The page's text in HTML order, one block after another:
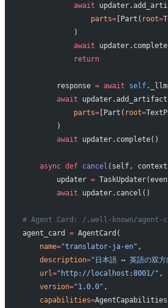
            await
                parts
=[Part( root=
            )
            await
            return
        response
= await self
        await
            parts
=[Part( root=
        )
        await
updater.complete()
    async
def cancel (self, context:
        updater
=
        await
updater.cancel()
# Agent Card: /.well-known/agent-
agent_card = AgentCard(
    name
="translator-ja-en" ,
    description
="日本語 ↔ 英語の双
    url
="http://localhost:8001/" ,
    version
="1.0.0" ,
    capabilities
=